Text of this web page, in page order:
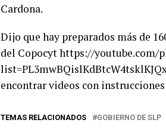
Cardona.
Dijo que hay preparados más de
del Copocyt https://youtube.com/
encontrar videos con
TEMAS RELACIONADOS GOBIERNO DE SLP